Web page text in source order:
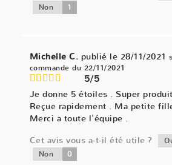
Non 1
Michelle C. publié le 28/11/2021
commande du 22/11/2021
5/5
Je donne 5 étoiles . Super
Reçue rapidement . Ma petite
Merci a toute l'équipe .
Cet avis vous a-t-il été utile ?
Non 0